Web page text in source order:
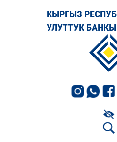
КЫРГЫЗ
УЛУТТУК БАНКЫ